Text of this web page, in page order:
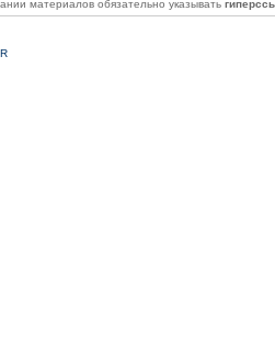
материалов обязательно указывать